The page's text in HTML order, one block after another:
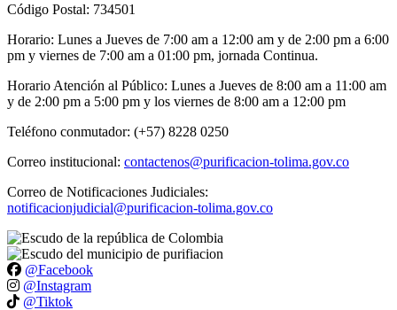
Código Postal: 734501
Horario: Lunes a Jueves de 7:00 am a 12:00 am y de 2:00 pm a 6:00
pm y viernes de 7:00 am a 01:00 pm, jornada Continua.
Horario Atención al Público: Lunes a Jueves de 8:00 am a 11:00 am
y de 2:00 pm a 5:00 pm y los viernes de 8:00 am a 12:00 pm
Teléfono conmutador: (+57) 8228 0250
Correo institucional: contactenos@purificacion-tolima.gov.co
Correo de Notificaciones Judiciales:
notificacionjudicial@purificacion-tolima.gov.co
@Facebook
@Instagram
@Tiktok